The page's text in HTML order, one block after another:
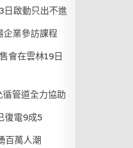
日啟動只出不進
業參訪課程
會在雲林19日
管道全力協助
復電9成5
百萬人潮